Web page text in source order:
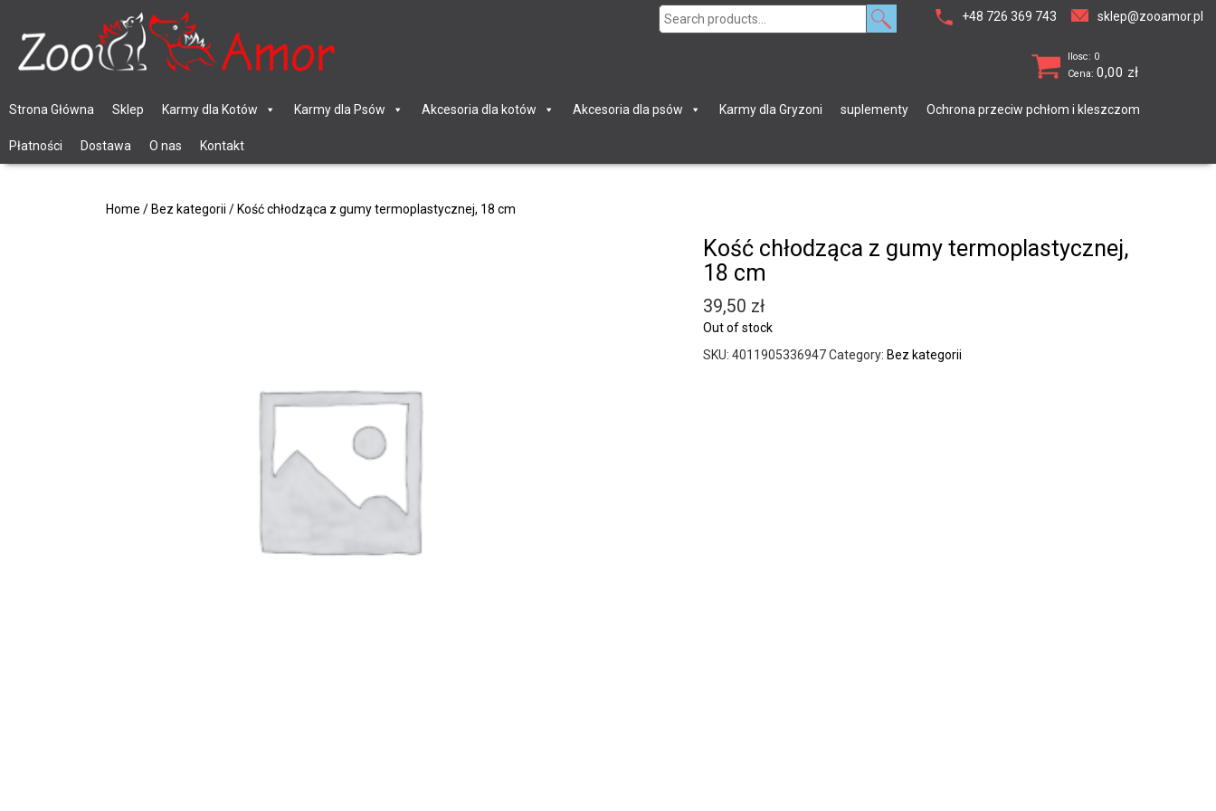
+48 726 369 743 sklep@zooamor.pl
Search
Ilosc: 0
Cena: 0,00 zł
Strona Główna Sklep Karmy dla Kotów Karmy dla Psów Akcesoria dla kotów Akcesoria dla psów Karmy dla Gryzoni suplementy Ochrona przeciw pchłom i kleszczom
Płatności Dostawa O nas Kontakt
Home / Bez kategorii / Kość chłodząca z gumy termoplastycznej, 18 cm
Kość chłodząca z gumy termoplastycznej,
18 cm
39,50 zł
Out of stock
SKU: 4011905336947Category: Bez kategorii